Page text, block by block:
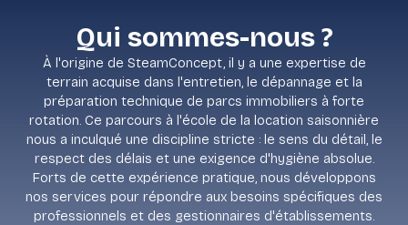
Qui sommes-nous ?
À l'origine de SteamConcept, il y a une expertise de
terrain acquise dans l'entretien, le dépannage et la
préparation technique de parcs immobiliers à forte
rotation. Ce parcours à l'école de la location saisonnière
nous a inculqué une discipline stricte : le sens du détail, le
respect des délais et une exigence d'hygiène absolue.
Forts de cette expérience pratique, nous développons
nos services pour répondre aux besoins spécifiques des
professionnels et des gestionnaires d'établissements.